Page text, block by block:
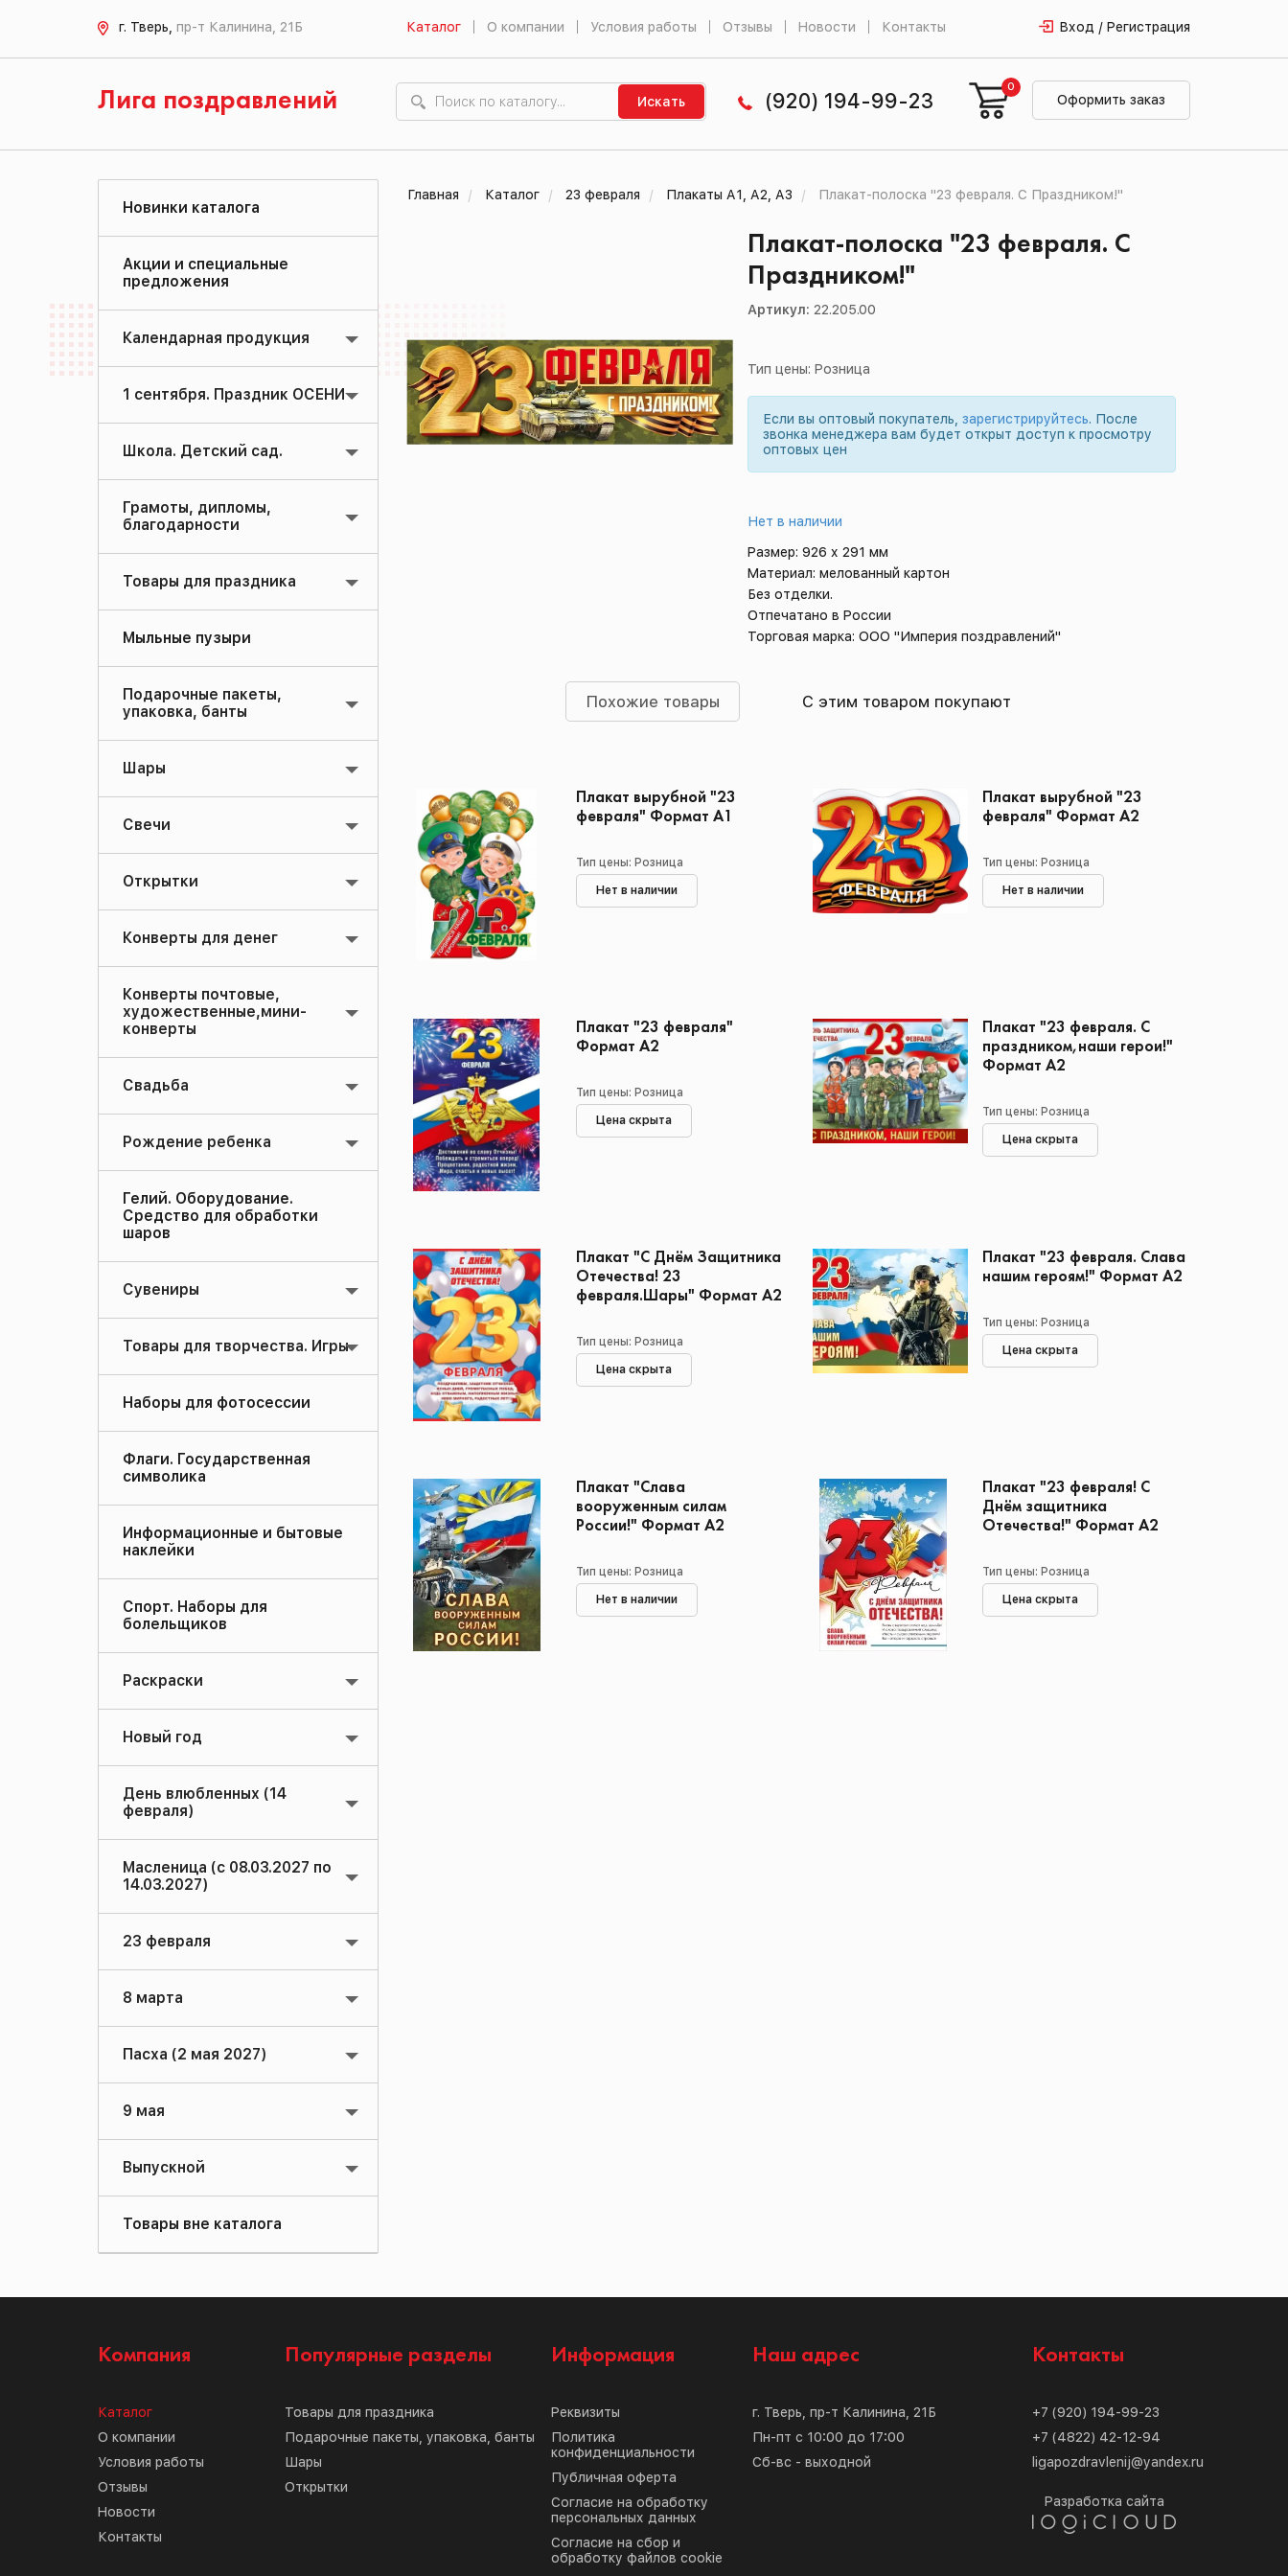
г. Тверь, пр-т Калинина, 21Б Каталог О компании Условия работы Отзывы Новости Контакты Вход / Регистрация
Лига поздравлений Искать (920) 194-99-23 Оформить заказ
0
Новинки каталога
Акции и специальные
предложения
Календарная продукция
1 сентября. Праздник ОСЕНИ
Школа. Детский сад.
Грамоты, дипломы,
благодарности
Товары для праздника
Мыльные пузыри
Подарочные пакеты,
упаковка, банты
Шары
Свечи
Открытки
Конверты для денег
Конверты почтовые,
художественные,мини-
конверты
Свадьба
Рождение ребенка
Гелий. Оборудование.
Средство для обработки
шаров
Сувениры
Товары для творчества. Игры
Наборы для фотосессии
Флаги. Государственная
символика
Информационные и бытовые
наклейки
Спорт. Наборы для
болельщиков
Раскраски
Новый год
День влюбленных (14
февраля)
Масленица (с 08.03.2027 по
14.03.2027)
23 февраля
8 марта
Пасха (2 мая 2027)
9 мая
Выпускной
Товары вне каталога
Главная Каталог 23 февраля Плакаты А1, А2, А3 Плакат-полоска "23 февраля. С Праздником!"
Плакат-полоска "23 февраля. С
Праздником!"
Артикул:22.205.00
Тип цены: Розница
Если вы оптовый покупатель,зарегистрируйтесь. После
звонка менеджера вам будет открыт доступ к просмотру
оптовых цен
Нет в наличии
Размер: 926 х 291 мм
Материал: мелованный картон
Без отделки.
Отпечатано в России
Торговая марка: ООО "Империя поздравлений"
Похожие товары С этим товаром покупают
Плакат вырубной "23
февраля" Формат А1
Тип цены: Розница
Нет в наличии
Плакат вырубной "23
февраля" Формат А2
Тип цены: Розница
Нет в наличии
Плакат "23 февраля"
Формат А2
Тип цены: Розница
Цена скрыта
Плакат "23 февраля. С
праздником,наши герои!"
Формат А2
Тип цены: Розница
Цена скрыта
Плакат "С Днём Защитника
Отечества! 23
февраля.Шары" Формат А2
Тип цены: Розница
Цена скрыта
Плакат "23 февраля. Слава
нашим героям!" Формат А2
Тип цены: Розница
Цена скрыта
Плакат "Слава
вооруженным силам
России!" Формат А2
Тип цены: Розница
Нет в наличии
Плакат "23 февраля! С
Днём защитника
Отечества!" Формат А2
Тип цены: Розница
Цена скрыта
Компания
Каталог
О компании
Условия работы
Отзывы
Новости
Контакты
Популярные разделы
Товары для праздника
Подарочные пакеты, упаковка, банты
Шары
Открытки
Информация
Реквизиты
Политика
конфиденциальности
Публичная оферта
Согласие на обработку
персональных данных
Согласие на сбор и
обработку файлов cookie
Наш адрес
г. Тверь, пр-т Калинина, 21Б
Пн-пт с 10:00 до 17:00
Сб-вс - выходной
Контакты
+7 (920) 194-99-23
+7 (4822) 42-12-94
ligapozdravlenij@yandex.ru
Разработка сайта